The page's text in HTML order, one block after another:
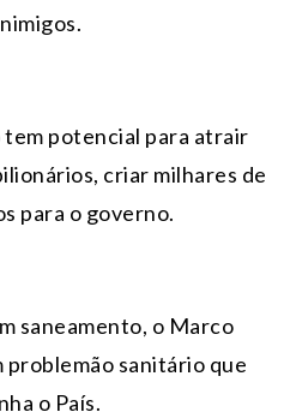
tem potencial para atrair
criar milhares de
para o governo.
saneamento, o Marco
problemão sanitário que
o País.